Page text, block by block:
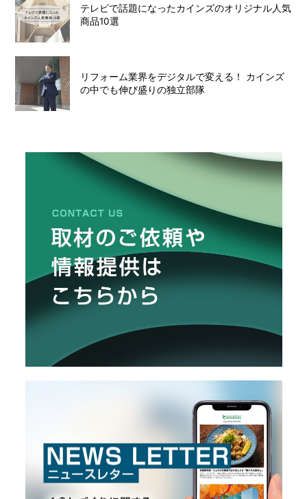
テレビで話題になったカインズのオリジナル人気
商品10選
リフォーム業界をデジタルで変える！ カインズ
の中でも伸び盛りの独立部隊